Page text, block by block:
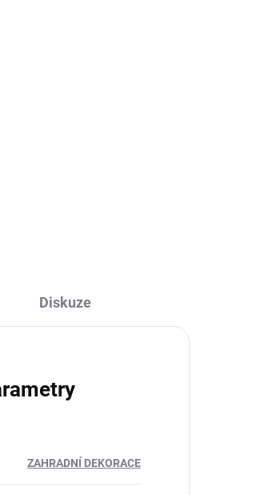
Diskuze
ZAHRADNÍ DEKORACE